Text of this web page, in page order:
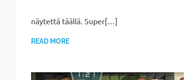
näytettä täällä. Super[…]
READ MORE